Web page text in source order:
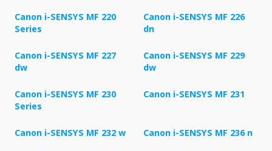
Canon i-SENSYS MF 220
Series
Canon i-SENSYS MF 226
dn
Canon i-SENSYS MF 227
dw
Canon i-SENSYS MF 229
dw
Canon i-SENSYS MF 230
Series
Canon i-SENSYS MF 231
Canon i-SENSYS MF 232 w Canon i-SENSYS MF 236 n